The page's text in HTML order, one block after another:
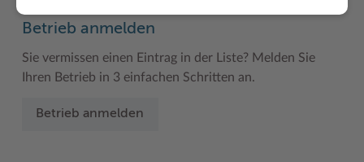
Betrieb anmelden
Sie vermissen einen Eintrag in der Liste? Melden Sie
Ihren Betrieb in 3 einfachen Schritten an.
Betrieb anmelden